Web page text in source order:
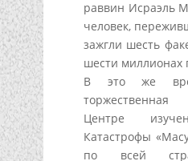
раввин Исраэль
человек,
зажгли шесть
шести миллионах
В это же
Центре
Катастрофы
по всей